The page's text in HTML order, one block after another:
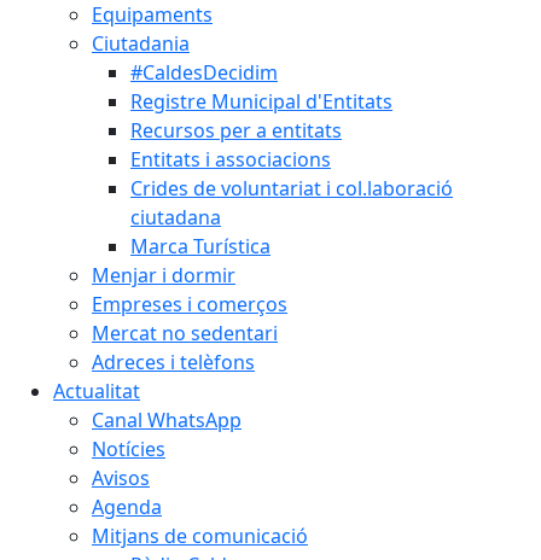
Equipaments
Ciutadania
#CaldesDecidim
Registre Municipal d'Entitats
Recursos per a entitats
Entitats i associacions
Crides de voluntariat i col.laboració
ciutadana
Marca Turística
Menjar i dormir
Empreses i comerços
Mercat no sedentari
Adreces i telèfons
Actualitat
Canal WhatsApp
Notícies
Avisos
Agenda
Mitjans de comunicació